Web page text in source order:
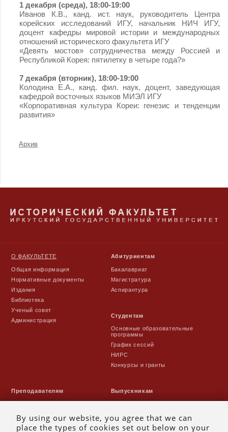
1 декабря (среда), 18:00-19:00
Иванов К.В., канд. ист. наук, руководитель Центра
корейских исследований ИГУ, начальник НИЧ ИГУ,
доцент кафедры мировой истории и международных
отношений исторического факультета ИГУ
«Девять мостов» сотрудничества между Россией и
Республикой Корея: пятилетку в четыре года?»
7 декабря (вторник), 18:00-19:00
Колодина Е.А., канд. фил. наук, доцент, заведующая
кафедрой восточных языков МИЭЛ ИГУ
«Корпоративная культура Кореи: генезис и тенденции
развития»
Архив
О ФАКУЛЬТЕТЕ
Общая информация
Нормативные документы
Издания
Библиотека
Ученый совет
Администрация
Абитуриентам
Бакалавриат
Магистратура
Аспирантура
Студентам
Основные образовательные
программы
График сессий
НИРС
Конкурсы и гранты
Преподавателям
УМК
Наука
Выпускникам
Объявления
By using our website, you agree that we can
place the types of cookies set out below on your